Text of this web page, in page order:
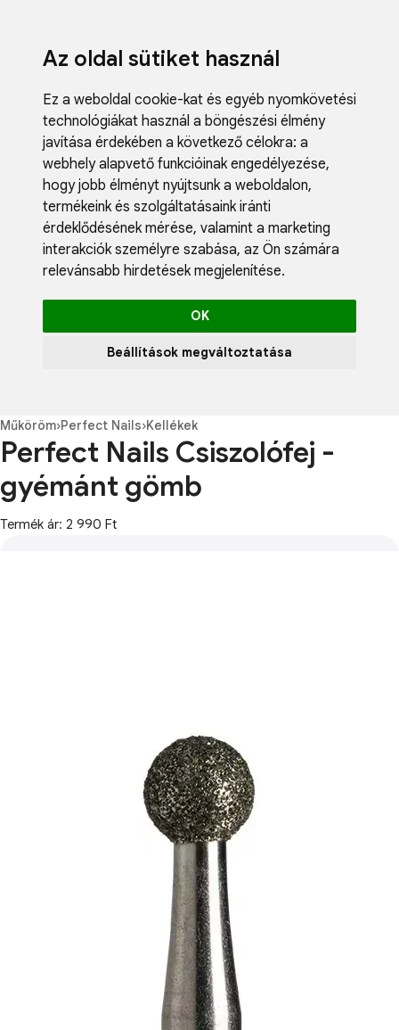
Az oldal sütiket használ
Ez a weboldal cookie-kat és egyéb nyomkövetési
technológiákat használ a böngészési élmény
javítása érdekében a következő célokra: a
webhely alapvető funkcióinak engedélyezése,
hogy jobb élményt nyújtsunk a weboldalon,
termékeink és szolgáltatásaink iránti
érdeklődésének mérése, valamint a marketing
interakciók személyre szabása, az Ön számára
relevánsabb hirdetések megjelenítése.
OK
Beállítások megváltoztatása
Blog
Műköröm›Perfect Nails›Kellékek
Perfect Nails Csiszolófej -
gyémánt gömb
Termék ár: 2 990 Ft